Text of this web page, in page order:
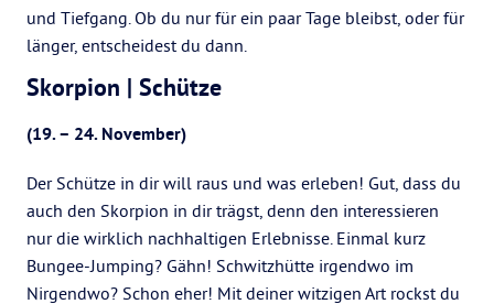
und Tiefgang. Ob du nur für ein paar Tage bleibst, oder für
länger, entscheidest du dann.
Skorpion | Schütze
(19. – 24. November)
Der Schütze in dir will raus und was erleben! Gut, dass du
auch den Skorpion in dir trägst, denn den interessieren
nur die wirklich nachhaltigen Erlebnisse. Einmal kurz
Bungee-Jumping? Gähn! Schwitzhütte irgendwo im
Nirgendwo? Schon eher! Mit deiner witzigen Art rockst du